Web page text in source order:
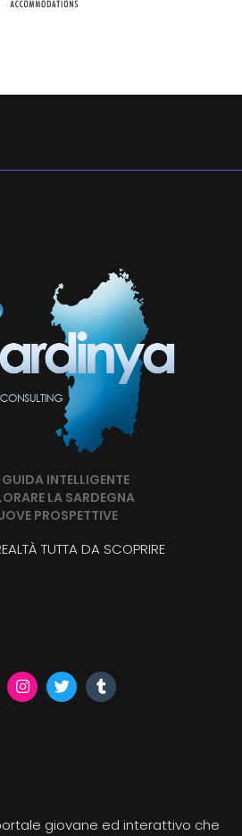
INTELLIGENTE
LA SARDEGNA
PROSPETTIVE
TUTTA DA SCOPRIRE
giovane ed interattivo che